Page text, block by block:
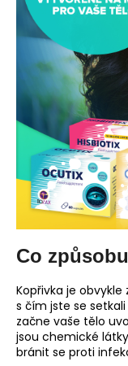
Co
Kopřivka je obvykle
s čím jste se
začne vaše tělo
jsou chemické
bránit se proti